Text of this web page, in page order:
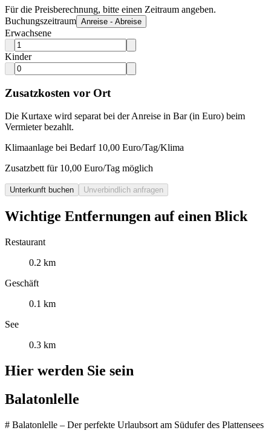
Für die Preisberechnung, bitte einen Zeitraum angeben.
Buchungszeitraum Anreise - Abreise
Erwachsene
Kinder
Zusatzkosten vor Ort
Die Kurtaxe wird separat bei der Anreise in Bar (in Euro) beim
Vermieter bezahlt.
Klimaanlage bei Bedarf 10,00 Euro/Tag/Klima
Zusatzbett für 10,00 Euro/Tag möglich
Unterkunft buchen Unverbindlich anfragen
Wichtige Entfernungen auf einen Blick
Restaurant
0.2 km
Geschäft
0.1 km
See
0.3 km
Hier werden Sie sein
Balatonlelle
# Balatonlelle – Der perfekte Urlaubsort am Südufer des Plattensees